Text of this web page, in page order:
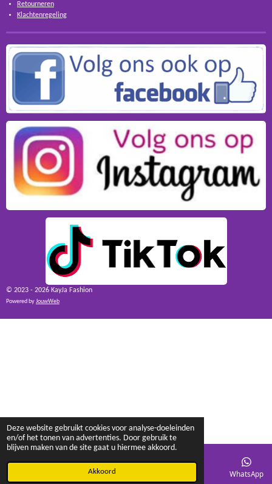
Deze website gebruikt cookies voor analyse-doeleinden
en/of het tonen van advertenties. Door gebruik te
blijven maken van de site gaat u hiermee akkoord.
Akkoord
Retourneren
Klachtenregeling
© 2023 - 2026 KayJa Fashion
Powered byJouwWeb
WhatsApp